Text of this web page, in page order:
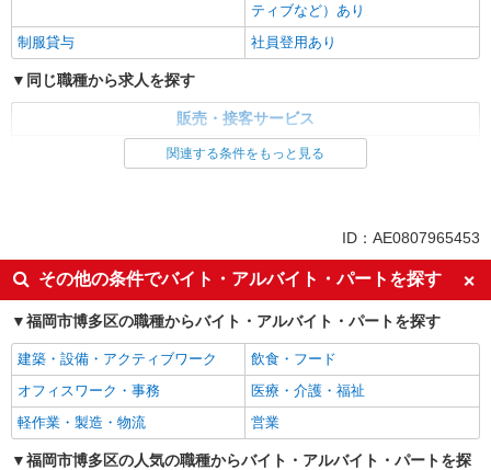
ティブなど）あり
制服貸与
社員登用あり
同じ職種から求人を探す
販売・接客サービス
英語が活かせる
ボーナス・賞与あり
車通勤OK
交通費支給
社会保険あり
社員登用あり
関連する条件をもっと見る
ID：AE0807965453
その他の条件でバイト・アルバイト・パートを探す
福岡市博多区の職種からバイト・アルバイト・パートを探す
建築・設備・アクティブワーク
飲食・フード
オフィスワーク・事務
医療・介護・福祉
軽作業・製造・物流
営業
福岡市博多区の人気の職種からバイト・アルバイト・パートを探